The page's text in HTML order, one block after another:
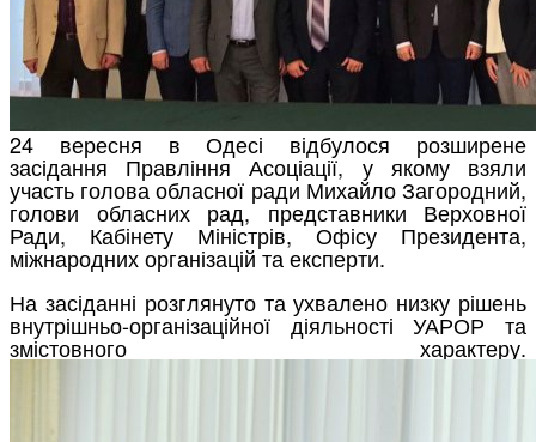
24 вересня в Одесі відбулося розширене
засідання Правління Асоціації, у якому взяли
участь голова обласної ради Михайло Загородний,
голови обласних рад, представники Верховної
Ради, Кабінету Міністрів, Офісу Президента,
міжнародних організацій та експерти.
На засіданні розглянуто та ухвалено низку рішень
внутрішньо-організаційної діяльності УАРОР та
змістовного характеру.